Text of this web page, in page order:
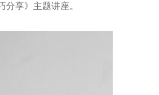
享》主题讲座。